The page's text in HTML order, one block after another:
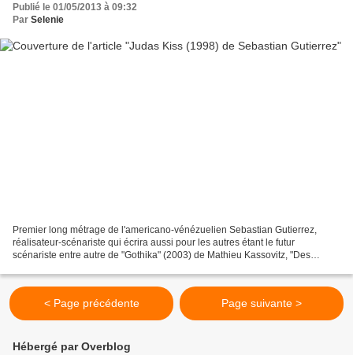
Publié le 01/05/2013 à 09:32
Par Selenie
Premier long métrage de l'americano-vénézuelien Sebastian Gutierrez,
réalisateur-scénariste qui écrira aussi pour les autres étant le futur
scénariste entre autre de "Gothika" (2003) de Mathieu Kassovitz, "Des
< Page précédente Page suivante >
Hébergé par Overblog